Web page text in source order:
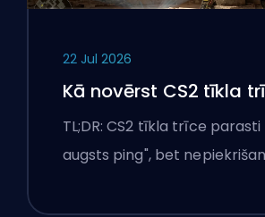
22 Jul 2026
Kā novērst CS2 tīkla
TL;DR: CS2 tīkla trīce
augsts ping", bet